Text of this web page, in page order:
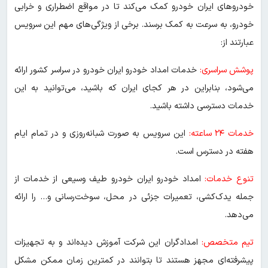
خودروهای ایران خودرو کمک می‌کند تا در مواقع اضطراری و خرابی
خودرو، به سرعت به کمک برسند. برخی از ویژگی‌های مهم این سرویس
عبارتند از:
پوشش سراسری: خدمات امداد خودرو ایران خودرو در سراسر کشور ارائه
می‌شود، بنابراین در هر کجای ایران که باشید، می‌توانید به این
خدمات دسترسی داشته باشید.
خدمات ۲۴ ساعته:
این سرویس به صورت شبانه‌روزی و در تمام ایام
هفته در دسترس است.
تنوع خدمات: امداد خودرو ایران خودرو طیف وسیعی از خدمات از
جمله یدک‌کشی، تعمیرات جزئی در محل، سوخت‌رسانی و… را ارائه
می‌دهد.
تیم متخصص: امدادگران این شرکت آموزش دیده‌اند و به تجهیزات
پیشرفته‌ای مجهز هستند تا بتوانند در کمترین زمان ممکن مشکل